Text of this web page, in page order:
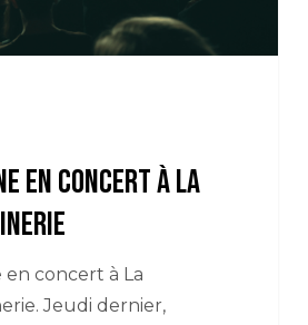
en concert à La
concert à La
Jeudi dernier,